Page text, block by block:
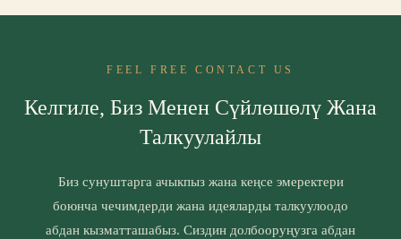
FEEL FREE CONTACT US
Келгиле, Биз Менен Сүйлөшөлү Жана
Талкуулайлы
Биз сунуштарга ачыкпыз жана кеңсе эмеректери
боюнча чечимдерди жана идеяларды талкуулоодо
абдан кызматташабыз. Сиздин долбооруңузга абдан